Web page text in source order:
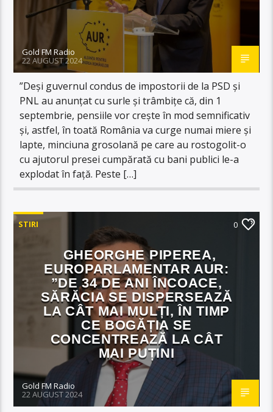
Gold FM Radio
22 AUGUST 2024
”Deși guvernul condus de impostorii de la PSD și
PNL au anunțat cu surle și trâmbițe că, din 1
septembrie, pensiile vor crește în mod semnificativ
și, astfel, în toată România va curge numai miere și
lapte, minciuna grosolană pe care au rostogolit-o
cu ajutorul presei cumpărată cu bani publici le-a
explodat în față. Peste […]
STIRI 0
GHEORGHE PIPEREA,
EUROPARLAMENTAR AUR:
”DE 34 DE ANI ÎNCOACE,
SĂRĂCIA SE DISPERSEAZĂ
LA CÂT MAI MULȚI, ÎN TIMP
CE BOGĂȚIA SE
CONCENTREAZĂ LA CÂT
MAI PUȚINI
Gold FM Radio
22 AUGUST 2024